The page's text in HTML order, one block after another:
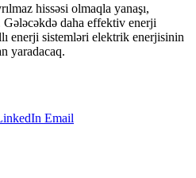
hissəsi olmaqla yanaşı,
daha effektiv enerji
enerji sistemləri elektrik enerjisinin
yaradacaq.
Email